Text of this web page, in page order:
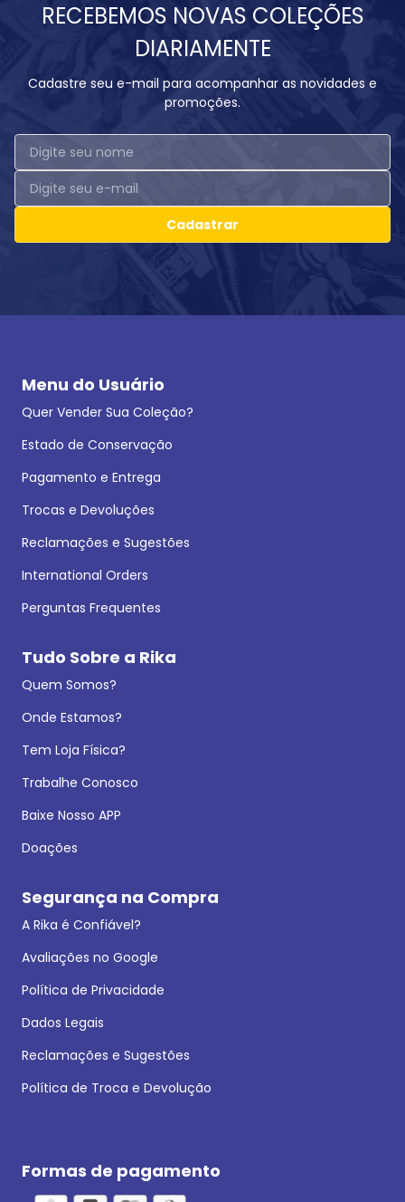
RECEBEMOS NOVAS COLEÇÕES
DIARIAMENTE
Cadastre seu e-mail para acompanhar as novidades e
promoções.
Cadastrar
Menu do Usuário
Quer Vender Sua Coleção?
Estado de Conservação
Pagamento e Entrega
Trocas e Devoluções
Reclamações e Sugestões
International Orders
Perguntas Frequentes
Tudo Sobre a Rika
Quem Somos?
Onde Estamos?
Tem Loja Física?
Trabalhe Conosco
Baixe Nosso APP
Doações
Segurança na Compra
A Rika é Confiável?
Avaliações no Google
Política de Privacidade
Dados Legais
Reclamações e Sugestões
Política de Troca e Devolução
Formas de pagamento